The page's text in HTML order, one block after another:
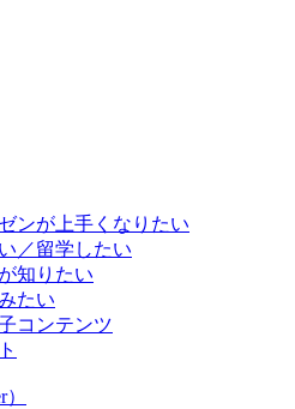
ンが上手くなりたい
／留学したい
知りたい
たい
コンテンツ